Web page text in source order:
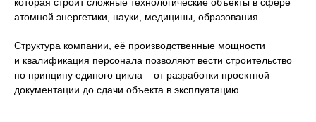
атомной энергетики, науки, медицины, образования.
Структура компании, её производственные мощности
и квалификация персонала позволяют вести строительство
по принципу единого цикла – от разработки проектной
документации до сдачи объекта в эксплуатацию.